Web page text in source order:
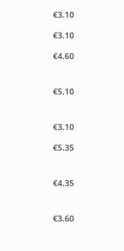
€3.10
€3.10
€4.60
€5.10
€3.10
€5.35
€4.35
€3.60